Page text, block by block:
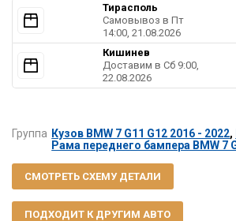
Тирасполь
Самовывоз в Пт
14:00, 21.08.2026
Кишинев
Доставим в Cб 9:00,
22.08.2026
Группа Кузов BMW 7 G11 G12 2016 - 2022,
Рама переднего бампера BMW 7
СМОТРЕТЬ СХЕМУ ДЕТАЛИ
ПОДХОДИТ К ДРУГИМ АВТО